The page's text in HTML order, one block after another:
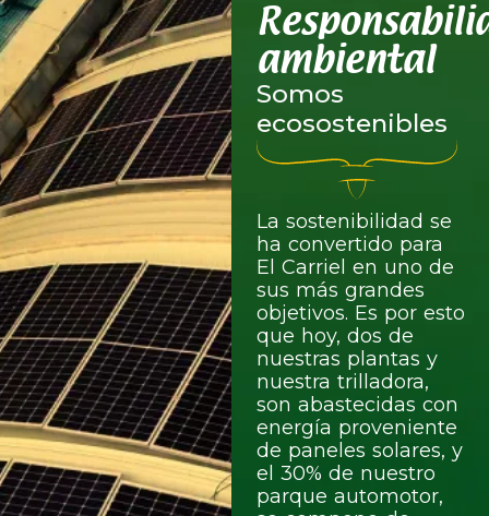
ambiental
Somos
ecosostenibles
La sostenibilidad se
ha convertido para
El Carriel en uno de
sus más grandes
objetivos. Es por esto
que hoy, dos de
nuestras plantas y
nuestra trilladora,
son abastecidas con
energía proveniente
de paneles solares, y
el 30% de nuestro
parque automotor,